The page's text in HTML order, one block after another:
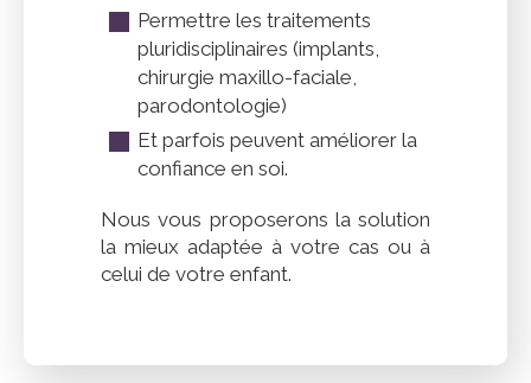
Permettre les traitements
pluridisciplinaires (implants,
chirurgie maxillo-faciale,
parodontologie)
Et parfois peuvent améliorer la
confiance en soi.
Nous vous proposerons la solution
la mieux adaptée à votre cas ou à
celui de votre enfant.